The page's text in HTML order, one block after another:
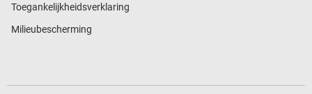
Toegankelijkheidsverklaring
Milieubescherming